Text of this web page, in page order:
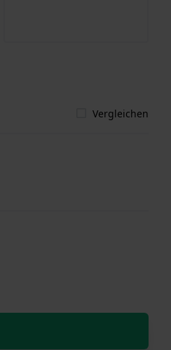
Vergleichen